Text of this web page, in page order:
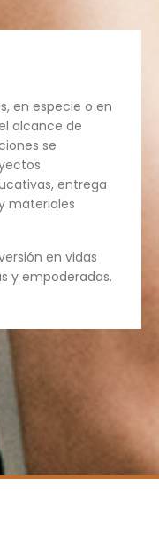
en especie o en
alcance de
se
entrega
materiales
en vidas
y empoderadas.